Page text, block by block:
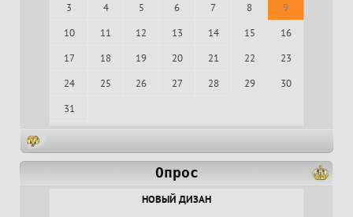
3
4 5 6 7 8
9
10
11 12 13 14 15
16
17
18 19 20 21 22
23
24
25 26 27 28 29
30
31
Опрос
НОВЫЙ ДИЗАН